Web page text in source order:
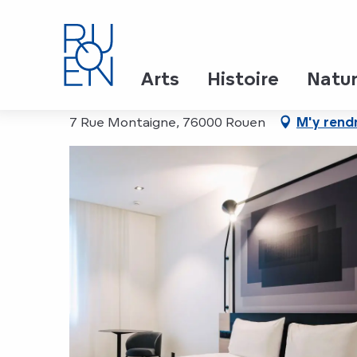
Arts Histoire
Ibis Rouen Centre Rive
7 Rue Montaigne, 76000 Rouen M'y